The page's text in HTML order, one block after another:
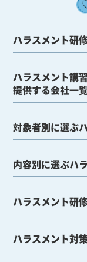
ハラスメント研
ハラスメント講
提供する会社一
対象者別に選ぶ
内容別に選ぶハ
ハラスメント研
ハラスメント対